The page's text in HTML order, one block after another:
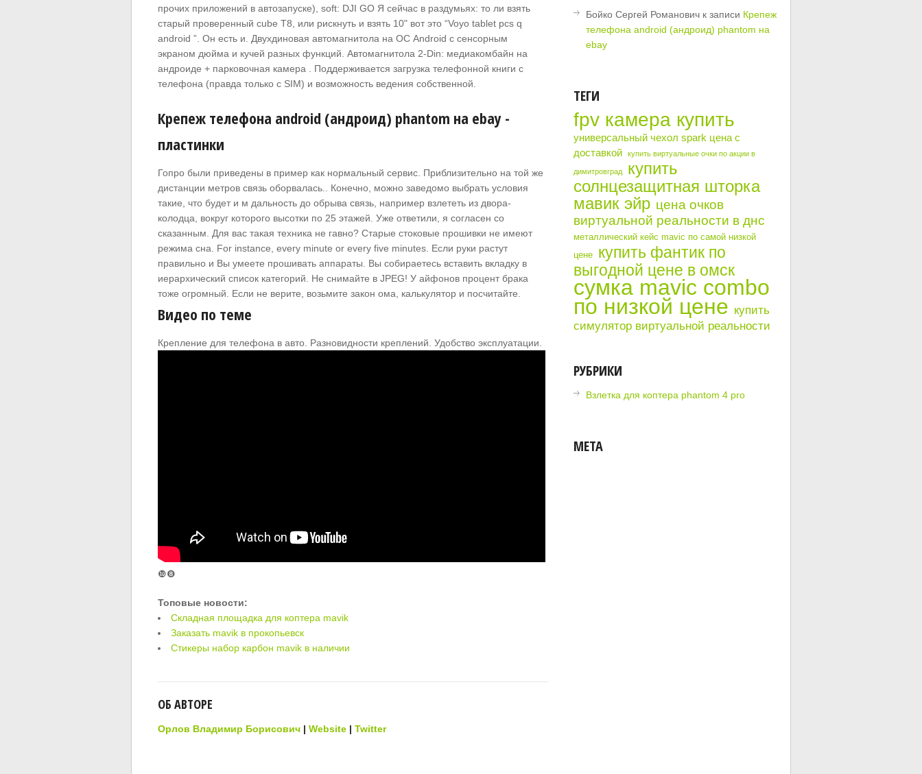
прочих приложений в автозапуске), soft: DJI GO Я сейчас в раздумьях: то ли взять
старый проверенный cube T8, или рискнуть и взять 10" вот это “Voyo tablet pcs q
android ”. Он есть и. Двухдиновая автомагнитола на ОС Android с сенсорным
экраном дюйма и кучей разных функций. Автомагнитола 2-Din: медиакомбайн на
андроиде + парковочная камера . Поддерживается загрузка телефонной книги с
телефона (правда только с SIM) и возможность ведения собственной.
Крепеж телефона android (андроид) phantom на ebay -
пластинки
Гопро были приведены в пример как нормальный сервис. Приблизительно на той же
дистанции метров связь оборвалась.. Конечно, можно заведомо выбрать условия
такие, что будет и м дальность до обрыва связь, например взлететь из двора-
колодца, вокруг которого высотки по 25 этажей. Уже ответили, я согласен со
сказанным. Для вас такая техника не гавно? Старые стоковые прошивки не имеют
режима сна. For instance, every minute or every five minutes. Если руки растут
правильно и Вы умеете прошивать аппараты. Вы собираетесь вставить вкладку в
иерархический список категорий. Не снимайте в JPEG! У айфонов процент брака
тоже огромный. Если не верите, возьмите закон ома, калькулятор и посчитайте.
Видео по теме
Крепление для телефона в авто. Разновидности креплений. Удобство эксплуатации.
❿❽
Топовые новости:
Складная площадка для коптера mavik
Заказать mavik в прокопьевск
Стикеры набор карбон mavik в наличии
ОБ АВТОРЕ
Орлов Владимир Борисович |Website |Twitter
Бойко Сергей Романович к записи Крепеж
телефона android (андроид) phantom на
ebay
ТЕГИ
fpv камера купить
универсальный чехол spark цена с
доставкой
купить виртуальные очки по акции в
димитровград
купить
солнцезащитная шторка
мавик эйр цена очков
виртуальной реальности в днс
металлический кейс mavic по самой низкой
цене купить фантик по
выгодной цене в омск
сумка mavic combo
по низкой цене купить
симулятор виртуальной реальности
РУБРИКИ
Взлетка для коптера phantom 4 pro
МЕТА